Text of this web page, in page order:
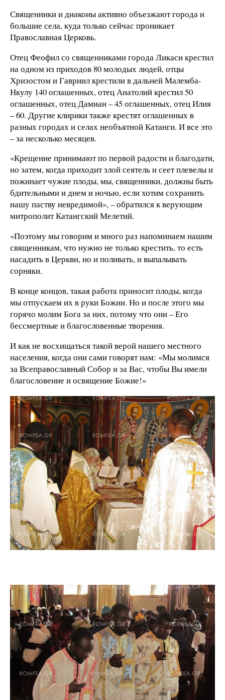
Священники и диаконы активно объезжают города и
большие села, куда только сейчас проникает
Православная Церковь.
Отец Феофил со священниками города Ликаси крестил
на одном из приходов 80 молодых людей, отцы
Хризостом и Гавриил крестили в дальней Малемба-
Нкулу 140 оглашенных, отец Анатолий крестил 50
оглашенных, отец Дамиан – 45 оглашенных, отец Илия
– 60. Другие клирики также крестят оглашенных в
разных городах и селах необъятной Катанги. И все это
– за несколько месяцев.
«Крещение принимают по первой радости и благодати,
но затем, когда приходит злой сеятель и сеет плевелы и
пожинает чужие плоды, мы, священники, должны быть
бдительными и днем и ночью, если хотим сохранить
нашу паству невредимой», – обратился к верующим
митрополит Катангский Мелетий.
«Поэтому мы говорим и много раз напоминаем нашим
священникам, что нужно не только крестить, то есть
насадить в Церкви, но и поливать, и выпалывать
сорняки.
В конце концов, такая работа приносит плоды, когда
мы отпускаем их в руки Божии. Но и после этого мы
горячо молим Бога за них, потому что они – Его
бессмертные и благословенные творения.
И как не восхищаться такой верой нашего местного
населения, когда они сами говорят нам: «Мы молимся
за Всеправославный Собор и за Вас, чтобы Вы имели
благословение и освящение Божие!»